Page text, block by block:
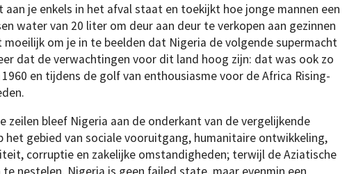
je enkels in het afval staat en toekijkt hoe jonge mannen een
water van 20 liter om deur aan deur te verkopen aan gezinnen
om je in te beelden dat Nigeria de volgende supermacht
dat de verwachtingen voor dit land hoog zijn: dat was ook zo
en tijdens de golf van enthousiasme voor de Africa Rising-
zeilen bleef Nigeria aan de onderkant van de vergelijkende
het gebied van sociale vooruitgang, humanitaire ontwikkeling,
corruptie en zakelijke omstandigheden; terwijl de Aziatische